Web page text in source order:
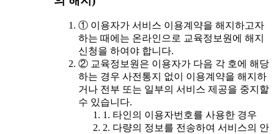
① 이용자가 서비스 이용계약을 해지하고자
하는 때에는 온라인으로 교육정보원에 해지
신청을 하여야 합니다.
② 교육정보원은 이용자가 다음 각 호에 해당
하는 경우 사전통지 없이 이용계약을 해지하
거나 전부 또는 일부의 서비스 제공을 중지할
수 있습니다.
1. 타인의 이용자번호를 사용한 경우
2. 다량의 정보를 전송하여 서비스의 안